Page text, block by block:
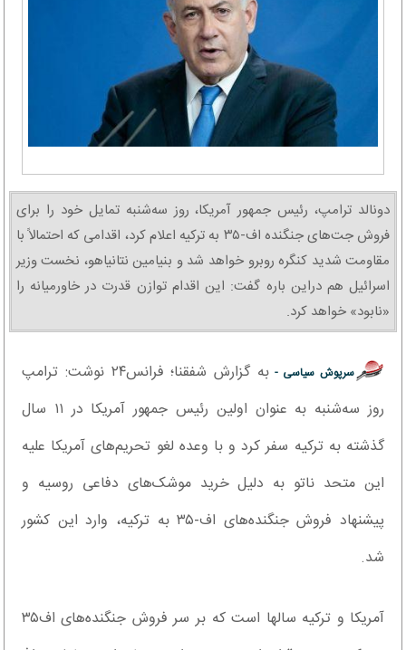
دونالد ترامپ، رئیس جمهور آمریکا، روز سه‌شنبه تمایل خود را برای
فروش جت‌های جنگنده اف-۳۵ به ترکیه اعلام کرد، اقدامی که احتمالاً با
مقاومت شدید کنگره روبرو خواهد شد و بنیامین نتانیاهو، نخست وزیر
اسرائیل هم دراین باره گفت: این اقدام توازن قدرت در خاورمیانه را
«نابود» خواهد کرد.
سرپوش سیاسی -
به گزارش شفقنا؛ فرانس۲۴ نوشت: ترامپ
روز سه‌شنبه به عنوان اولین رئیس جمهور آمریکا در ۱۱ سال
گذشته به ترکیه سفر کرد و با وعده لغو تحریم‌های آمریکا علیه
این متحد ناتو به دلیل خرید موشک‌های دفاعی روسیه و
پیشنهاد فروش جنگنده‌های اف-۳۵ به ترکیه، وارد این کشور
شد.
آمریکا و ترکیه سالها است که بر سر فروش جنگنده‌های اف۳۵